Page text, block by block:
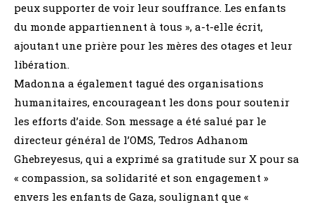
peux supporter de voir leur souffrance. Les enfants
du monde appartiennent à tous », a-t-elle écrit,
ajoutant une prière pour les mères des otages et leur
libération.
Madonna a également tagué des organisations
humanitaires, encourageant les dons pour soutenir
les efforts d’aide. Son message a été salué par le
directeur général de l’OMS, Tedros Adhanom
Ghebreyesus, qui a exprimé sa gratitude sur X pour sa
« compassion, sa solidarité et son engagement »
envers les enfants de Gaza, soulignant que «